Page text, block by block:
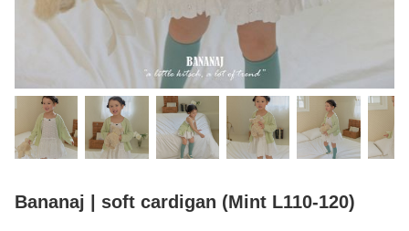
Bananaj | soft cardigan (Mint L110-120)